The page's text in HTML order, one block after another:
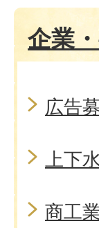
企業
広告
上下
商工